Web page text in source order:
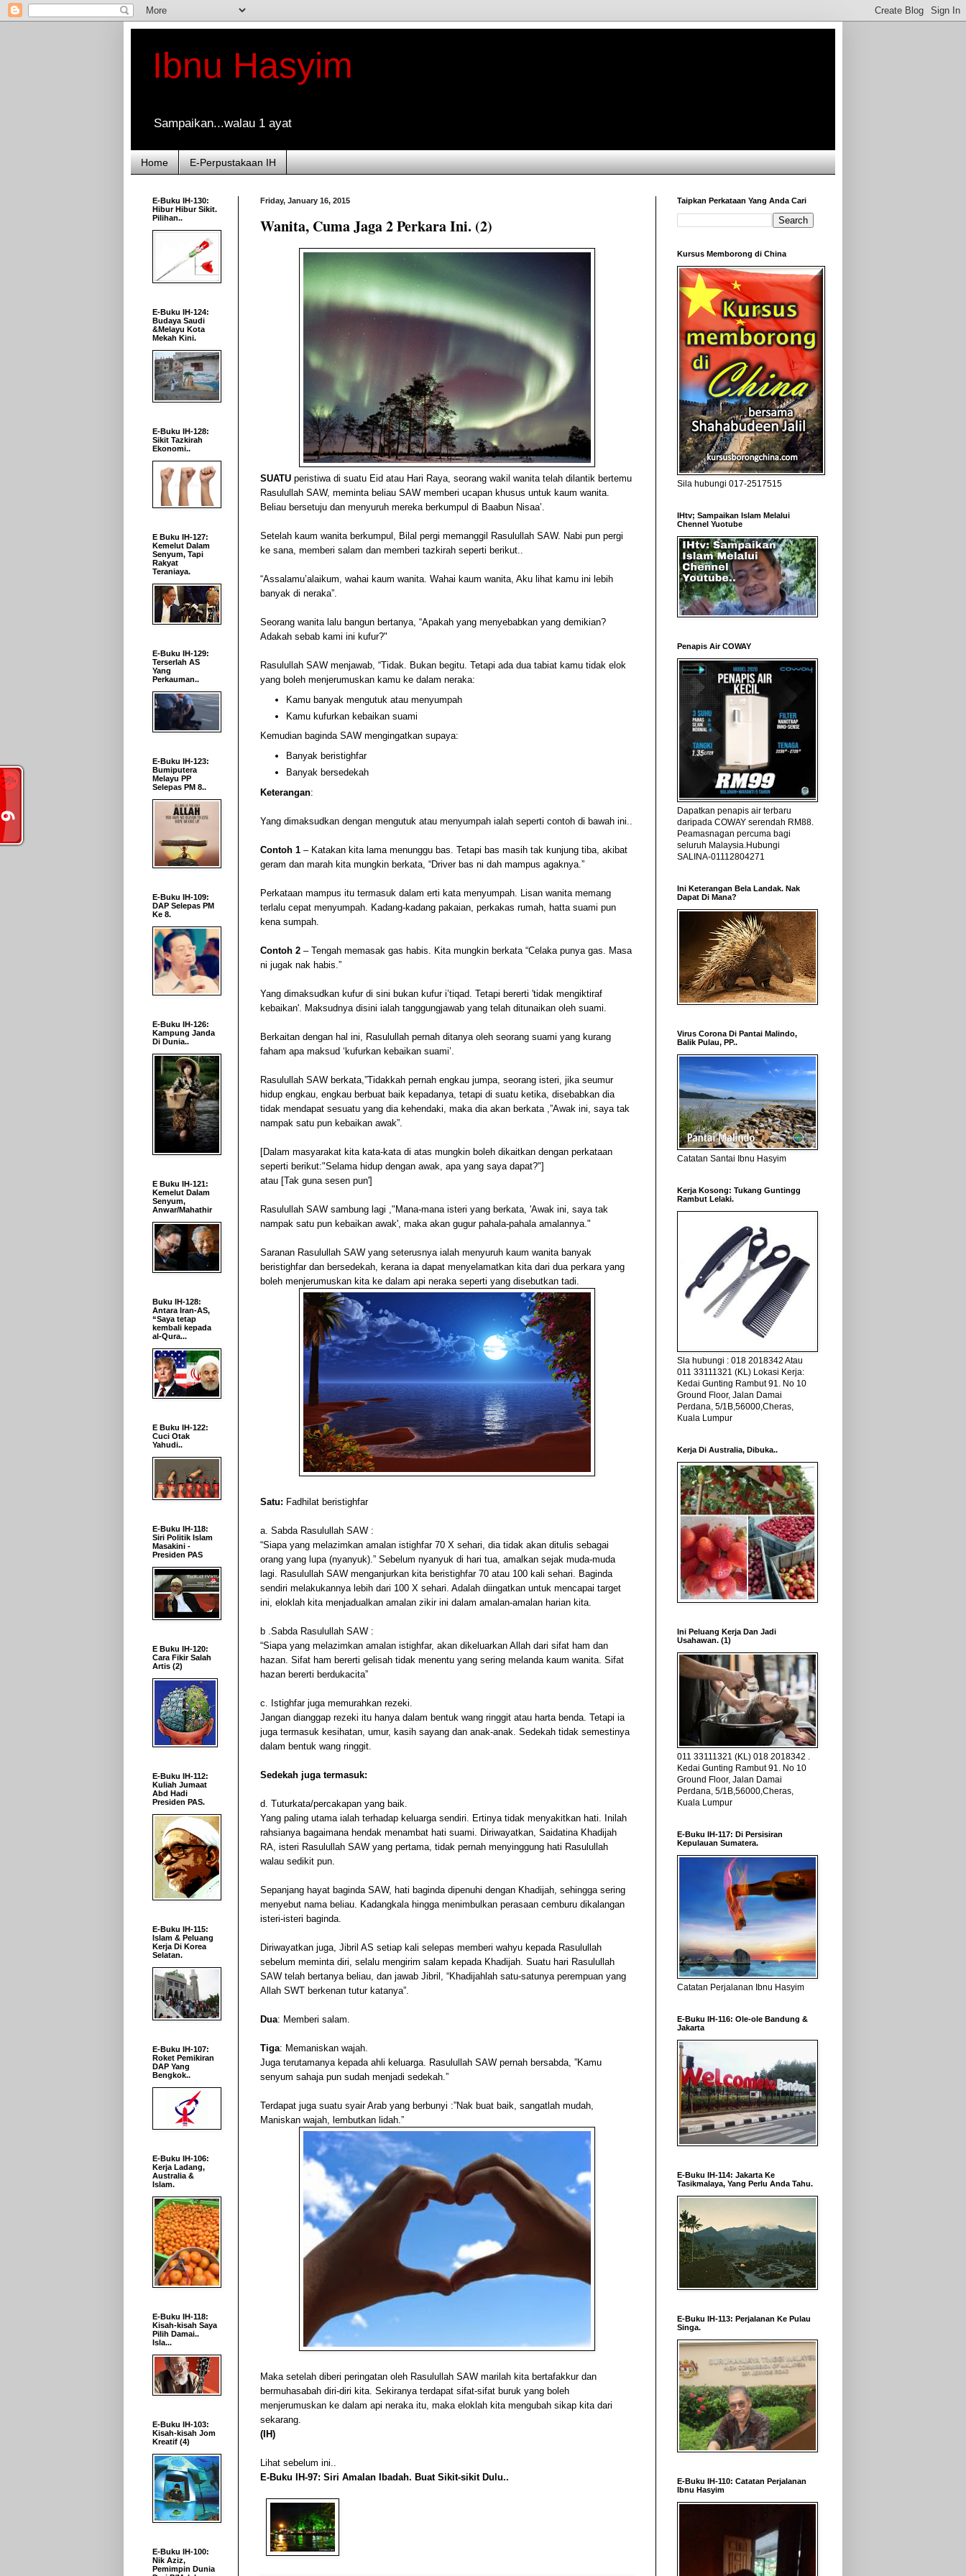
Ibnu Hasyim
Sampaikan...walau 1 ayat
Home E-Perpustakaan IH
Friday, January 16, 2015
Wanita, Cuma Jaga 2 Perkara Ini. (2)
SUATU peristiwa di suatu Eid atau Hari Raya, seorang wakil wanita telah dilantik bertemu
Rasulullah SAW, meminta beliau SAW memberi ucapan khusus untuk kaum wanita.
Beliau bersetuju dan menyuruh mereka berkumpul di Baabun Nisaa’.
Setelah kaum wanita berkumpul, Bilal pergi memanggil Rasulullah SAW. Nabi pun pergi
ke sana, memberi salam dan memberi tazkirah seperti berikut..
“Assalamu’alaikum, wahai kaum wanita. Wahai kaum wanita, Aku lihat kamu ini lebih
banyak di neraka”.
Seorang wanita lalu bangun bertanya, “Apakah yang menyebabkan yang demikian?
Adakah sebab kami ini kufur?"
Rasulullah SAW menjawab, “Tidak. Bukan begitu. Tetapi ada dua tabiat kamu tidak elok
yang boleh menjerumuskan kamu ke dalam neraka:
Kamu banyak mengutuk atau menyumpah
Kamu kufurkan kebaikan suami
Kemudian baginda SAW mengingatkan supaya:
Banyak beristighfar
Banyak bersedekah
Keterangan:
Yang dimaksudkan dengan mengutuk atau menyumpah ialah seperti contoh di bawah ini..
Contoh 1 – Katakan kita lama menunggu bas. Tetapi bas masih tak kunjung tiba, akibat
geram dan marah kita mungkin berkata, “Driver bas ni dah mampus agaknya.”
Perkataan mampus itu termasuk dalam erti kata menyumpah. Lisan wanita memang
terlalu cepat menyumpah. Kadang-kadang pakaian, perkakas rumah, hatta suami pun
kena sumpah.
Contoh 2 – Tengah memasak gas habis. Kita mungkin berkata “Celaka punya gas. Masa
ni jugak nak habis.”
Yang dimaksudkan kufur di sini bukan kufur i’tiqad. Tetapi bererti 'tidak mengiktiraf
kebaikan'. Maksudnya disini ialah tanggungjawab yang telah ditunaikan oleh suami.
Berkaitan dengan hal ini, Rasulullah pernah ditanya oleh seorang suami yang kurang
faham apa maksud ‘kufurkan kebaikan suami’.
Rasulullah SAW berkata,”Tidakkah pernah engkau jumpa, seorang isteri, jika seumur
hidup engkau, engkau berbuat baik kepadanya, tetapi di suatu ketika, disebabkan dia
tidak mendapat sesuatu yang dia kehendaki, maka dia akan berkata ,”Awak ini, saya tak
nampak satu pun kebaikan awak”.
[Dalam masyarakat kita kata-kata di atas mungkin boleh dikaitkan dengan perkataan
seperti berikut:"Selama hidup dengan awak, apa yang saya dapat?"]
atau [Tak guna sesen pun']
Rasulullah SAW sambung lagi ,"Mana-mana isteri yang berkata, 'Awak ini, saya tak
nampak satu pun kebaikan awak', maka akan gugur pahala-pahala amalannya."
Saranan Rasulullah SAW yang seterusnya ialah menyuruh kaum wanita banyak
beristighfar dan bersedekah, kerana ia dapat menyelamatkan kita dari dua perkara yang
boleh menjerumuskan kita ke dalam api neraka seperti yang disebutkan tadi.
Satu: Fadhilat beristighfar
a. Sabda Rasulullah SAW :
“Siapa yang melazimkan amalan istighfar 70 X sehari, dia tidak akan ditulis sebagai
orang yang lupa (nyanyuk).” Sebelum nyanyuk di hari tua, amalkan sejak muda-muda
lagi. Rasulullah SAW menganjurkan kita beristighfar 70 atau 100 kali sehari. Baginda
sendiri melakukannya lebih dari 100 X sehari. Adalah diingatkan untuk mencapai target
ini, eloklah kita menjadualkan amalan zikir ini dalam amalan-amalan harian kita.
b .Sabda Rasulullah SAW :
“Siapa yang melazimkan amalan istighfar, akan dikeluarkan Allah dari sifat ham dan
hazan. Sifat ham bererti gelisah tidak menentu yang sering melanda kaum wanita. Sifat
hazan bererti berdukacita”
c. Istighfar juga memurahkan rezeki.
Jangan dianggap rezeki itu hanya dalam bentuk wang ringgit atau harta benda. Tetapi ia
juga termasuk kesihatan, umur, kasih sayang dan anak-anak. Sedekah tidak semestinya
dalam bentuk wang ringgit.
Sedekah juga termasuk:
d. Tuturkata/percakapan yang baik.
Yang paling utama ialah terhadap keluarga sendiri. Ertinya tidak menyakitkan hati. Inilah
rahsianya bagaimana hendak menambat hati suami. Diriwayatkan, Saidatina Khadijah
RA, isteri Rasulullah SAW yang pertama, tidak pernah menyinggung hati Rasulullah
walau sedikit pun.
Sepanjang hayat baginda SAW, hati baginda dipenuhi dengan Khadijah, sehingga sering
menyebut nama beliau. Kadangkala hingga menimbulkan perasaan cemburu dikalangan
isteri-isteri baginda.
Diriwayatkan juga, Jibril AS setiap kali selepas memberi wahyu kepada Rasulullah
sebelum meminta diri, selalu mengirim salam kepada Khadijah. Suatu hari Rasulullah
SAW telah bertanya beliau, dan jawab Jibril, “Khadijahlah satu-satunya perempuan yang
Allah SWT berkenan tutur katanya”.
Dua: Memberi salam.
Tiga: Memaniskan wajah.
Juga terutamanya kepada ahli keluarga. Rasulullah SAW pernah bersabda, ”Kamu
senyum sahaja pun sudah menjadi sedekah.”
Terdapat juga suatu syair Arab yang berbunyi :”Nak buat baik, sangatlah mudah,
Maniskan wajah, lembutkan lidah.”
Maka setelah diberi peringatan oleh Rasulullah SAW marilah kita bertafakkur dan
bermuhasabah diri-diri kita. Sekiranya terdapat sifat-sifat buruk yang boleh
menjerumuskan ke dalam api neraka itu, maka eloklah kita mengubah sikap kita dari
sekarang.
(IH)
Lihat sebelum ini..
E-Buku IH-97: Siri Amalan Ibadah. Buat Sikit-sikit Dulu..
E-Buku IH-130:
Hibur Hibur Sikit.
Pilihan..
E-Buku IH-124:
Budaya Saudi
&Melayu Kota
Mekah Kini.
E-Buku IH-128:
Sikit Tazkirah
Ekonomi..
E Buku IH-127:
Kemelut Dalam
Senyum, Tapi
Rakyat
Teraniaya.
E-Buku IH-129:
Terserlah AS
Yang
Perkauman..
E-Buku IH-123:
Bumiputera
Melayu PP
Selepas PM 8..
E-Buku IH-109:
DAP Selepas PM
Ke 8.
E-Buku IH-126:
Kampung Janda
Di Dunia..
E Buku IH-121:
Kemelut Dalam
Senyum,
Anwar/Mahathir
Buku IH-128:
Antara Iran-AS,
“Saya tetap
kembali kepada
al-Qura...
E Buku IH-122:
Cuci Otak
Yahudi..
E-Buku IH-118:
Siri Politik Islam
Masakini -
Presiden PAS
E Buku IH-120:
Cara Fikir Salah
Artis (2)
E-Buku IH-112:
Kuliah Jumaat
Abd Hadi
Presiden PAS.
E-Buku IH-115:
Islam & Peluang
Kerja Di Korea
Selatan.
E-Buku IH-107:
Roket Pemikiran
DAP Yang
Bengkok..
E-Buku IH-106:
Kerja Ladang,
Australia &
Islam.
E-Buku IH-118:
Kisah-kisah Saya
Pilih Damai..
Isla...
E-Buku IH-103:
Kisah-kisah Jom
Kreatif (4)
E-Buku IH-100:
Nik Aziz,
Pemimpin Dunia
Taipkan Perkataan Yang Anda Cari
Kursus Memborong di China
Sila hubungi 017-2517515
IHtv; Sampaikan Islam Melalui
Chennel Yuotube
Penapis Air COWAY
Dapatkan penapis air terbaru
daripada COWAY serendah RM88.
Peamasnagan percuma bagi
seluruh Malaysia.Hubungi
SALINA-01112804271
Ini Keterangan Bela Landak. Nak
Dapat Di Mana?
Virus Corona Di Pantai Malindo,
Balik Pulau, PP..
Catatan Santai Ibnu Hasyim
Kerja Kosong: Tukang Guntingg
Rambut Lelaki.
Sla hubungi : 018 2018342 Atau
011 33111321 (KL) Lokasi Kerja:
Kedai Gunting Rambut 91. No 10
Ground Floor, Jalan Damai
Perdana, 5/1B,56000,Cheras,
Kuala Lumpur
Kerja Di Australia, Dibuka..
Ini Peluang Kerja Dan Jadi
Usahawan. (1)
011 33111321 (KL) 018 2018342 .
Kedai Gunting Rambut 91. No 10
Ground Floor, Jalan Damai
Perdana, 5/1B,56000,Cheras,
Kuala Lumpur
E-Buku IH-117: Di Persisiran
Kepulauan Sumatera.
Catatan Perjalanan Ibnu Hasyim
E-Buku IH-116: Ole-ole Bandung &
Jakarta
E-Buku IH-114: Jakarta Ke
Tasikmalaya, Yang Perlu Anda Tahu.
E-Buku IH-113: Perjalanan Ke Pulau
Singa.
E-Buku IH-110: Catatan Perjalanan
Ibnu Hasyim